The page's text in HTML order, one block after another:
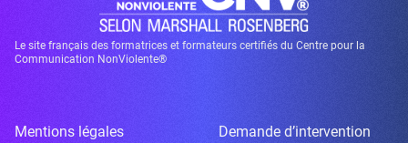
Le site français des formatrices et formateurs certifiés du Centre pour la
Communication NonViolente®
Mentions légales
Demande d’intervention